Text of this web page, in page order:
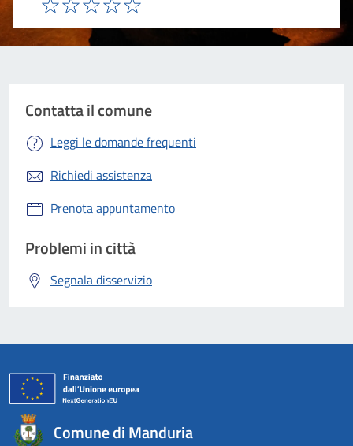
Valuta 5 stelle su 5
Valuta 4 stelle su 5
Valuta 3 stelle su 5
Valuta 2 stelle su 5
Valuta 1 stelle su 5
Contatta il comune
Leggi le domande frequenti
Richiedi assistenza
Prenota appuntamento
Problemi in città
Segnala disservizio
Comune di Manduria